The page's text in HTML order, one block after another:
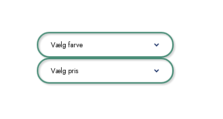
Vælg farve
Vælg pris